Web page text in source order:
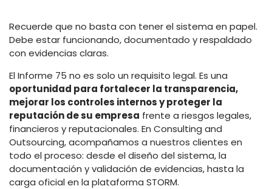
Recuerde que no basta con tener el sistema en papel.
Debe estar funcionando, documentado y respaldado
con evidencias claras.
El Informe 75 no es solo un requisito legal. Es una
oportunidad para fortalecer la transparencia,
mejorar los controles internos y proteger la
reputación de su empresa frente a riesgos legales,
financieros y reputacionales. En Consulting and
Outsourcing, acompañamos a nuestros clientes en
todo el proceso: desde el diseño del sistema, la
documentación y validación de evidencias, hasta la
carga oficial en la plataforma STORM.